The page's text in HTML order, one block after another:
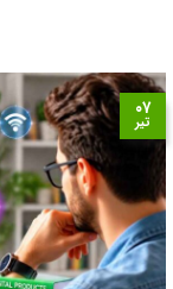
۰۷
تیر